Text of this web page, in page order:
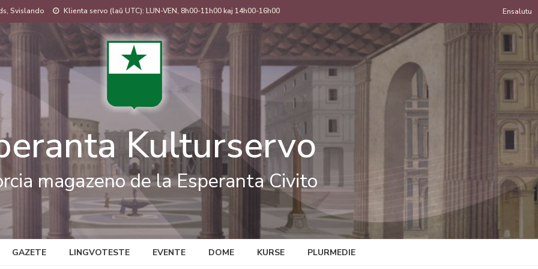
Svislando Klienta servo (laŭ UTC): LUN-VEN, 8h00-11h00 kaj 14h00-16h00
de
Ensalutu
Kulturservo
magazeno de la Esperanta Civito
GAZETE LINGVOTESTE EVENTE DOME KURSE PLURMEDIE